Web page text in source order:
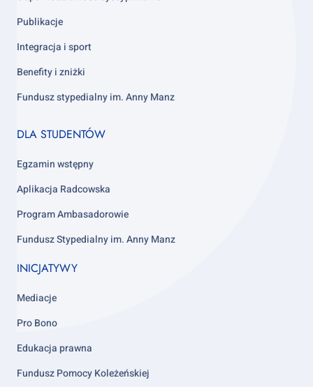
Publikacje
Integracja i sport
Benefity i zniżki
Fundusz stypedialny im. Anny Manz
Footer
4
DLA STUDENTÓW
Egzamin wstępny
Aplikacja Radcowska
Program Ambasadorowie
Fundusz Stypedialny im. Anny Manz
INICJATYWY
Mediacje
Pro Bono
Edukacja prawna
Fundusz Pomocy Koleżeńskiej